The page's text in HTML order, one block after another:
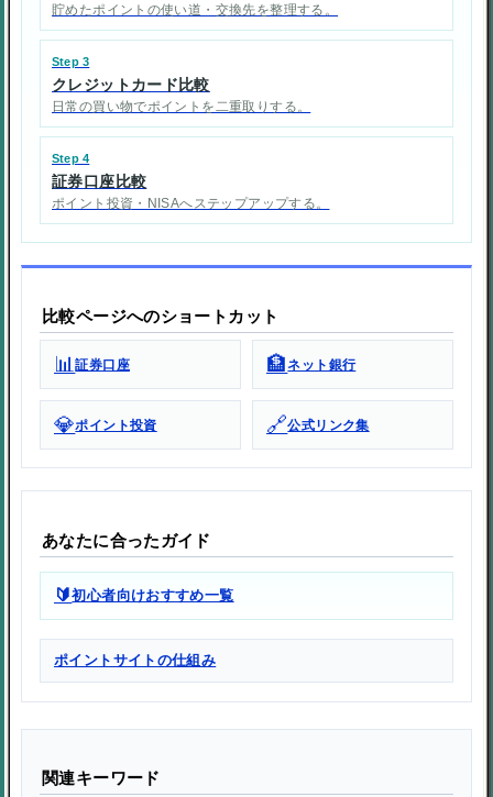
貯めたポイントの使い道・交換先を整理する。
Step 3
クレジットカード比較
日常の買い物でポイントを二重取りする。
Step 4
証券口座比較
ポイント投資・NISAへステップアップする。
比較ページへのショートカット
📊証券口座 🏦ネット銀行
💎ポイント投資 🔗公式リンク集
あなたに合ったガイド
🔰初心者向けおすすめ一覧
ポイントサイトの仕組み
関連キーワード